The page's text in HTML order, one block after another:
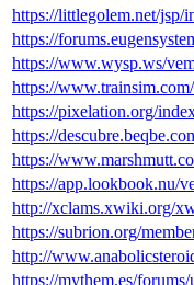
https://littlegolem.net/jsp/
https://
https://www.wysp.ws/
https://
https://pixelation.org/
https://
https://
https://app.lookbook.nu/
http://xclams.xwiki.org/
https://subrion.org/
http://
https://mythem.es/